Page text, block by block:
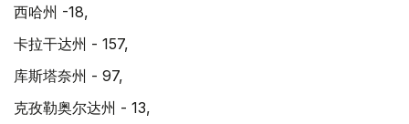
西哈州 -18,
卡拉干达州 - 157,
库斯塔奈州 - 97,
克孜勒奥尔达州 - 13,